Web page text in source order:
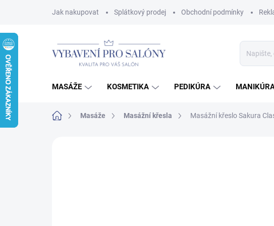
Jak nakupovat Splátkový prodej Obchodní podmínky
MASÁŽE KOSMETIKA PEDIKÚRA
Domů Masáže Masážní křesla Masážní křeslo Sakura